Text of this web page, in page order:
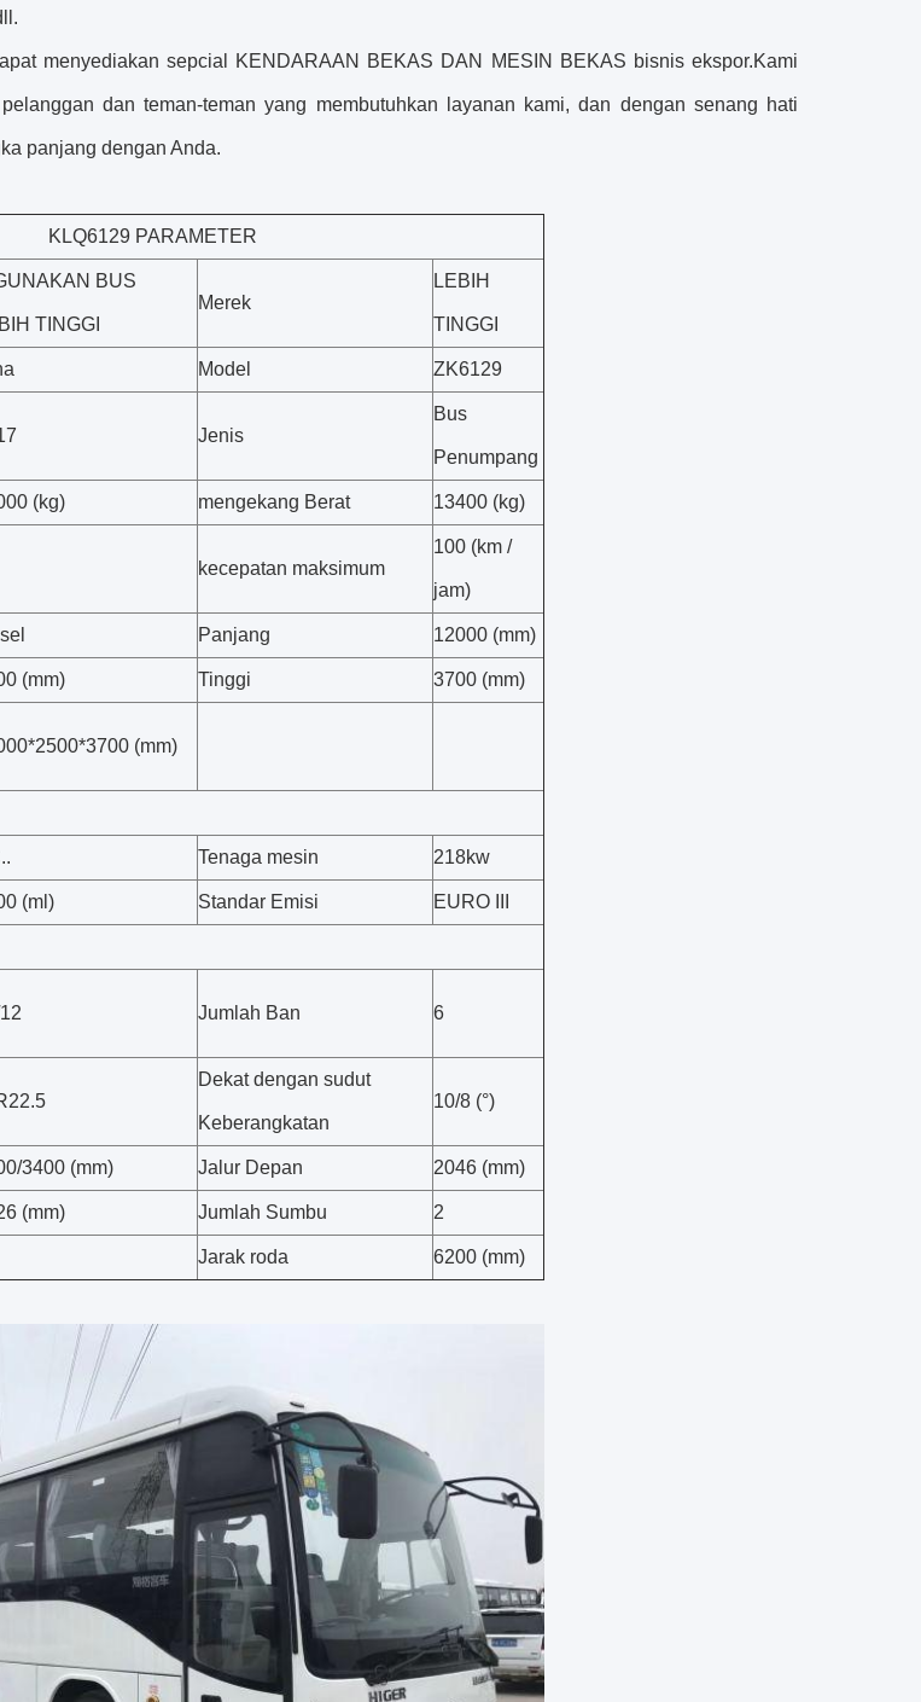
menyediakan sepcial KENDARAAN BEKAS DAN MESIN BEKAS bisnis ekspor.Kami
dan teman-teman yang membutuhkan layanan kami, dan dengan senang hati
panjang dengan Anda.
KLQ6129 PARAMETER
BUS
TINGGI
Merek
LEBIH
TINGGI
Model ZK6129
Jenis
Bus
Penumpang
(kg) mengekang Berat 13400 (kg)
kecepatan maksimum
100 (km /
jam)
Panjang 12000 (mm)
(mm) Tinggi 3700 (mm)
(mm)
Tenaga mesin 218kw
(ml) Standar Emisi EURO III
Jumlah Ban 6
Dekat dengan sudut
Keberangkatan
10/8 (°)
3400 (mm) Jalur Depan 2046 (mm)
(mm) Jumlah Sumbu 2
Jarak roda 6200 (mm)